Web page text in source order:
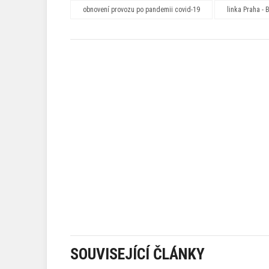
obnovení provozu po pandemii covid-19 linka Praha -
SOUVISEJÍCÍ ČLÁNKY